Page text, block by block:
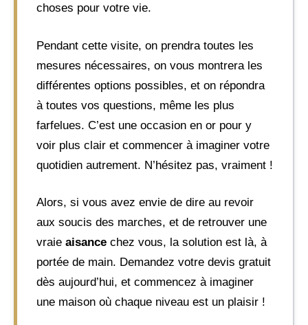
choses pour votre vie.
Pendant cette visite, on prendra toutes les
mesures nécessaires, on vous montrera les
différentes options possibles, et on répondra
à toutes vos questions, même les plus
farfelues. C’est une occasion en or pour y
voir plus clair et commencer à imaginer votre
quotidien autrement. N’hésitez pas, vraiment !
Alors, si vous avez envie de dire au revoir
aux soucis des marches, et de retrouver une
vraie aisance chez vous, la solution est là, à
portée de main. Demandez votre devis gratuit
dès aujourd’hui, et commencez à imaginer
une maison où chaque niveau est un plaisir !